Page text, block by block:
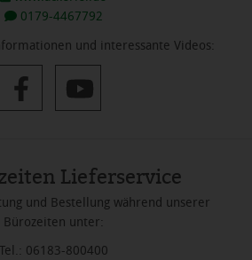
0179-4467792
und interessante Videos:
Lieferservice
und Bestellung während unserer
Bürozeiten unter:
Tel.: 06183-800400